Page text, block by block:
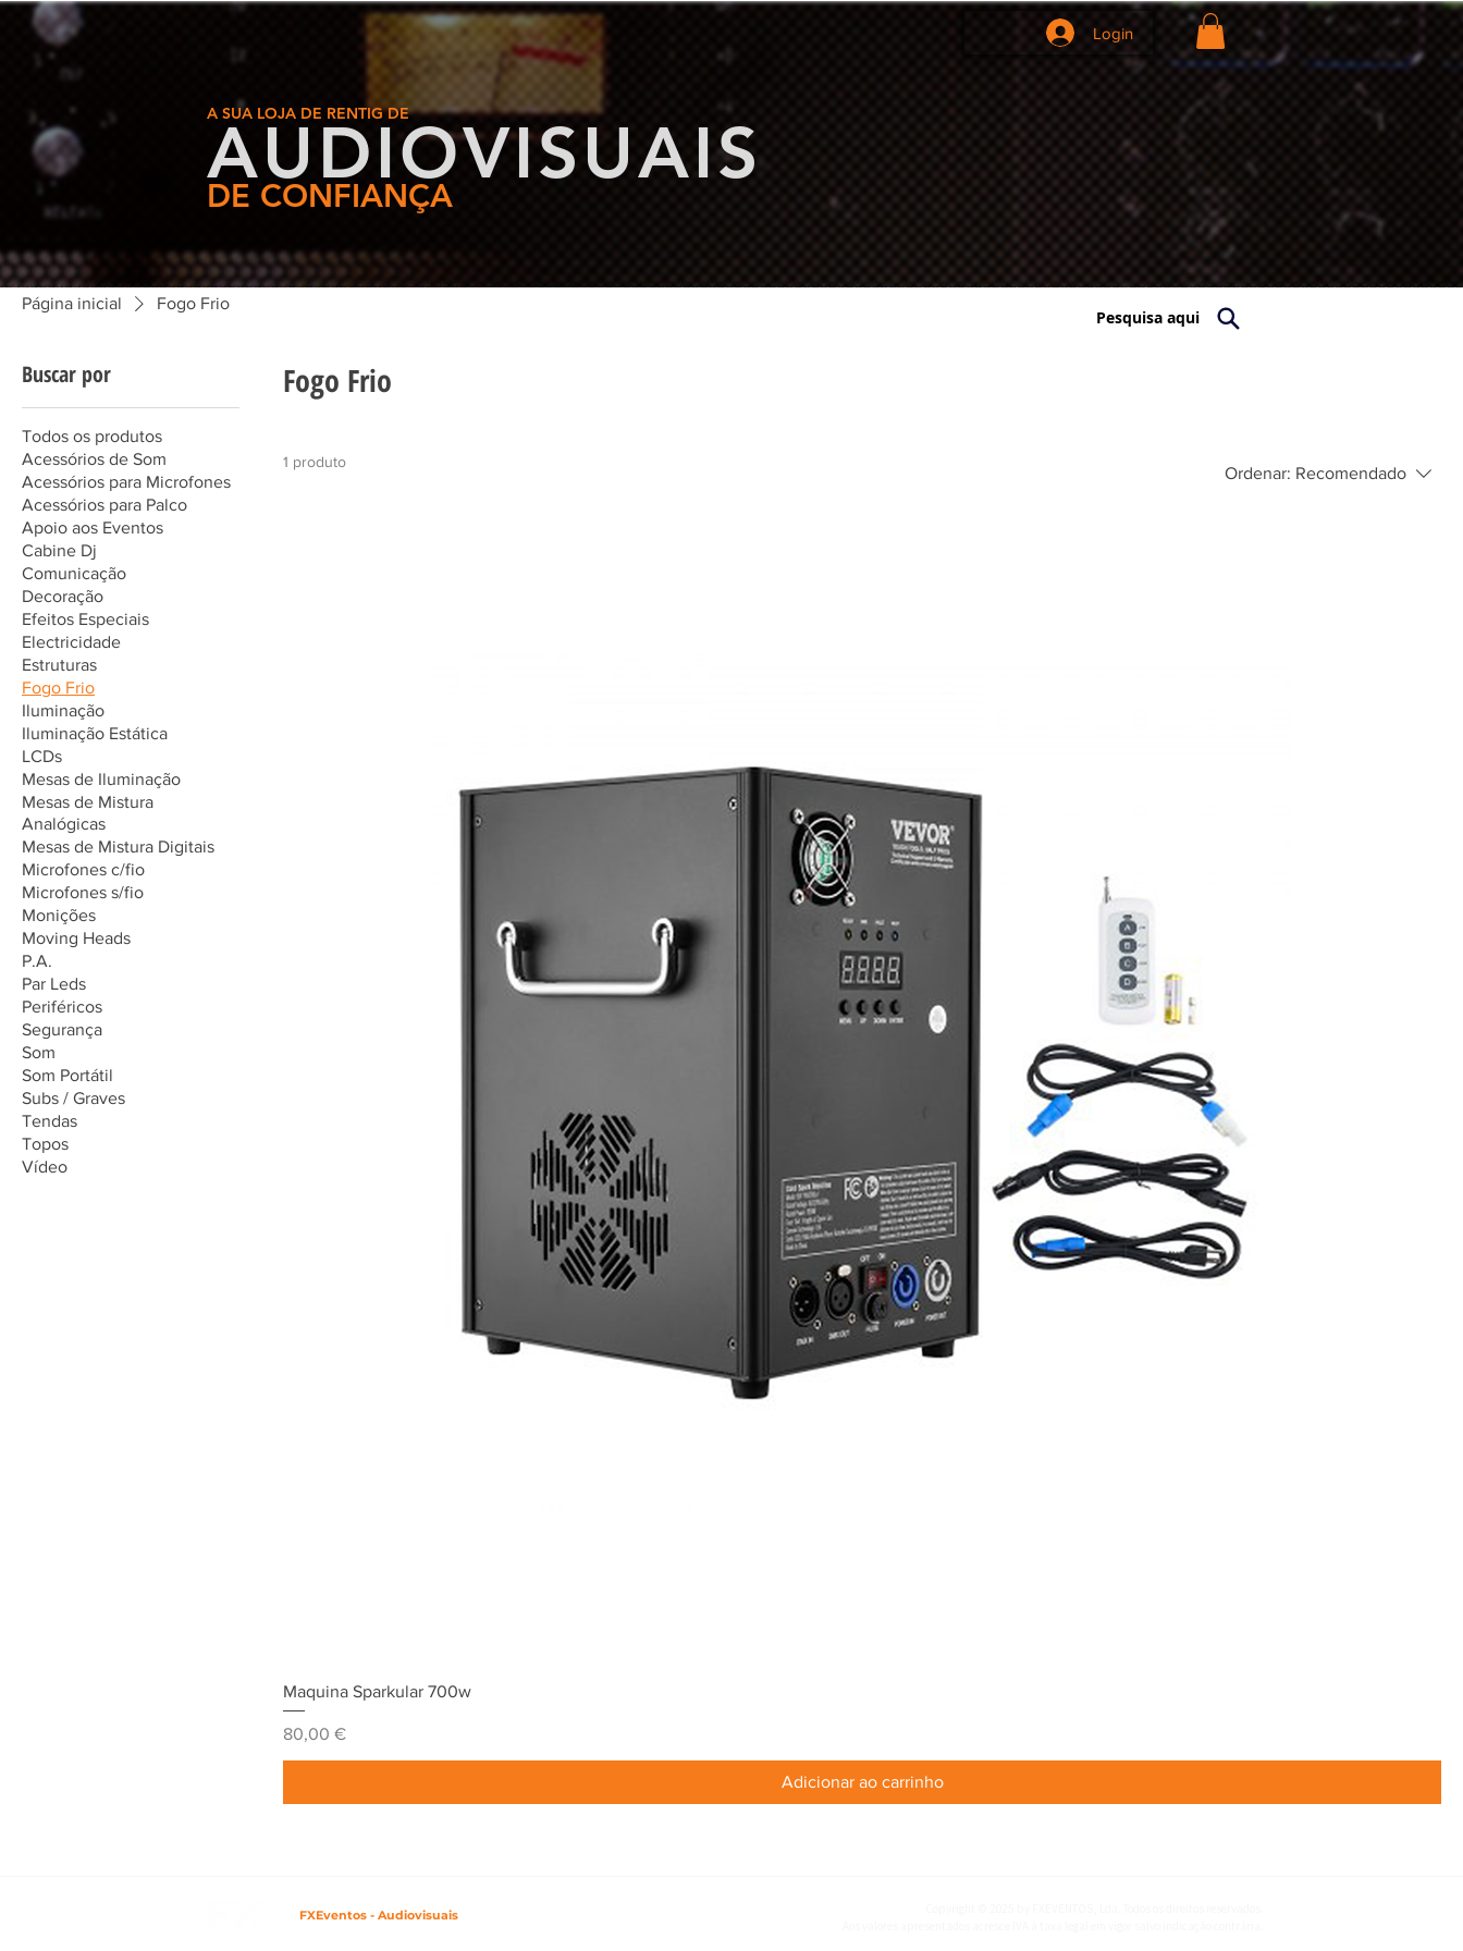
Quem Somos Renting
Login
AUDIOVISUAIS
DE CONFIANÇA
A SUA LOJA DE RENTIG DE
Página inicial Fogo Frio
Buscar por
Todos os produtos
Acessórios de Som
Acessórios para Microfones
Acessórios para Palco
Apoio aos Eventos
Cabine Dj
Comunicação
Decoração
Efeitos Especiais
Electricidade
Estruturas
Fogo Frio
Iluminação
Iluminação Estática
LCDs
Mesas de Iluminação
Mesas de Mistura
Analógicas
Mesas de Mistura Digitais
Microfones c/fio
Microfones s/fio
Monições
Moving Heads
P.A.
Par Leds
Periféricos
Segurança
Som
Som Portátil
Subs / Graves
Tendas
Topos
Vídeo
Fogo Frio
1 produto
Ordenar: Recomendado
Maquina Sparkular 700w
Preço
80,00 €
Adicionar ao carrinho
Pesquisa aqui
FXEventos - Audiovisuais